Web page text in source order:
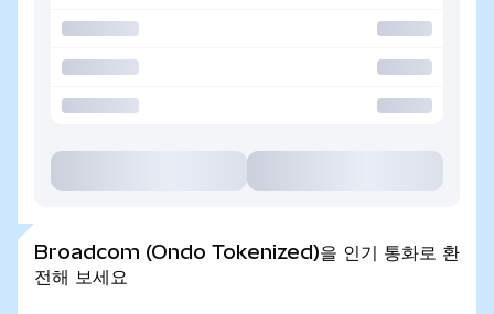
Broadcom (Ondo Tokenized)을 인기 통화로 환
전해 보세요